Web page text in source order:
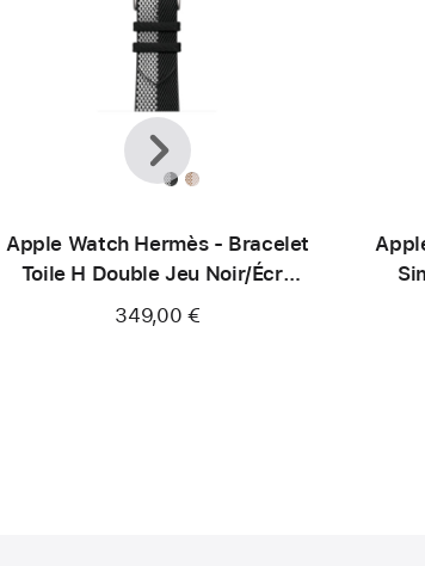
Apple Watch Hermès - Bracelet
Toile H Double Jeu Noir/Écru
46 mm
349,00 €
Précédent
Suivant